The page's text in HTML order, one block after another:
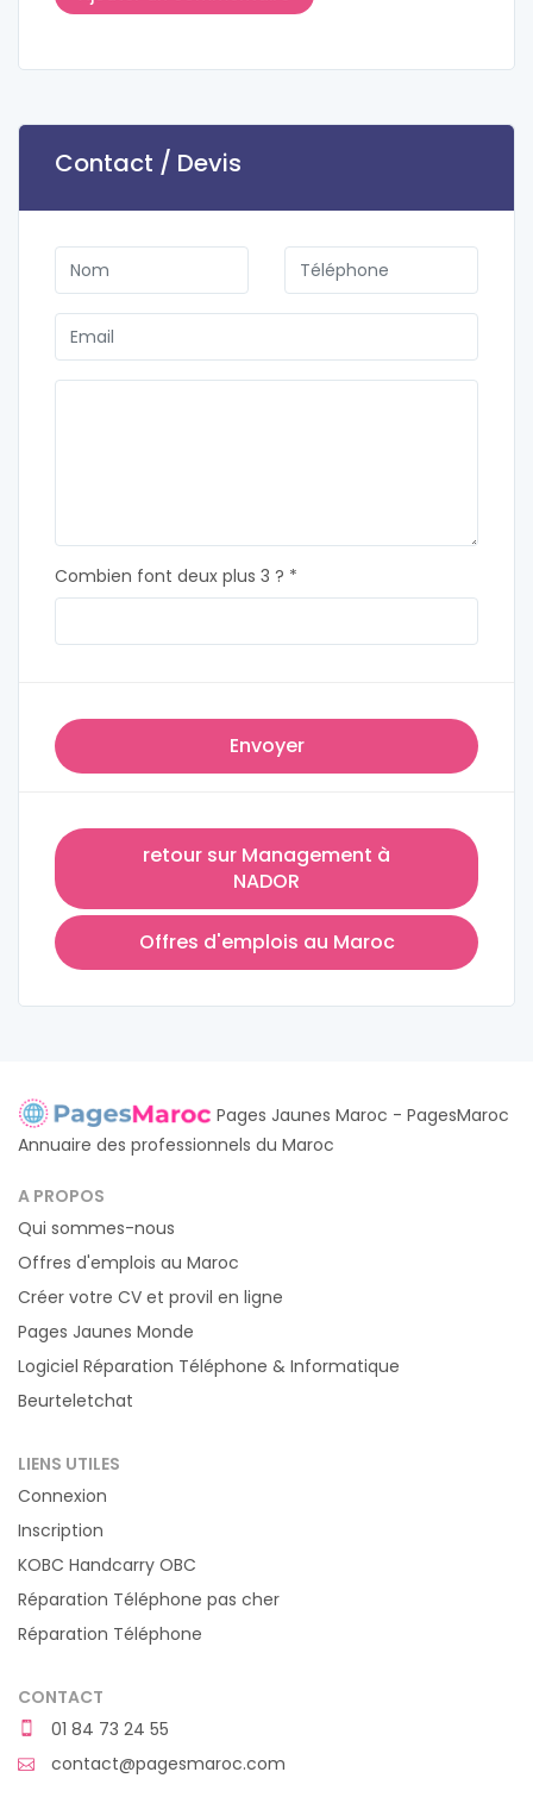
Contact / Devis
Combien font deux plus 3 ? *
Envoyer
retour sur Management à
NADOR
Offres d'emplois au Maroc
Pages Jaunes Maroc - PagesMaroc
Annuaire des professionnels du Maroc
A PROPOS
Qui sommes-nous
Offres d'emplois au Maroc
Créer votre CV et provil en ligne
Pages Jaunes Monde
Logiciel Réparation Téléphone & Informatique
Beurteletchat
LIENS UTILES
Connexion
Inscription
KOBC Handcarry OBC
Réparation Téléphone pas cher
Réparation Téléphone
CONTACT
01 84 73 24 55
contact@pagesmaroc.com